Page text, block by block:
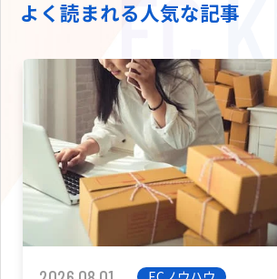
海外進出・現地
拡張プラ
カスタマイズ開発
よく読まれる人気な記事